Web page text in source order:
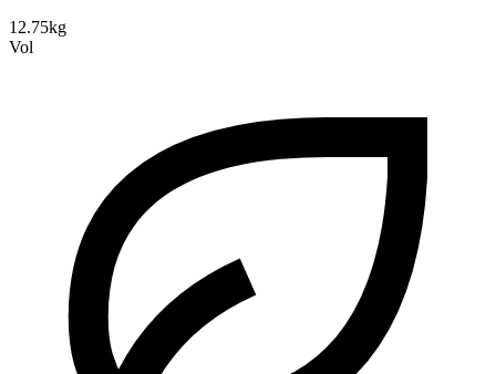
12.75kg
Vol